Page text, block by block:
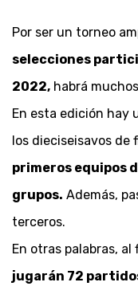
Por ser un torneo
selecciones
2022, habrá
En esta edición hay
los dieciseisavos de
primeros equipos
grupos. Además,
terceros.
En otras palabras,
jugarán 72